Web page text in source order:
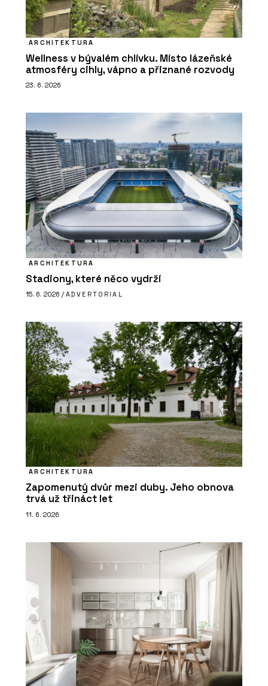
ARCHITEKTURA
Wellness v bývalém chlívku. Místo lázeňské
atmosféry cihly, vápno a přiznané rozvody
23. 6. 2026
ARCHITEKTURA
Stadiony, které něco vydrží
15. 6. 2026 / ADVERTORIAL
ARCHITEKTURA
Zapomenutý dvůr mezi duby. Jeho obnova
trvá už třináct let
11. 6. 2026